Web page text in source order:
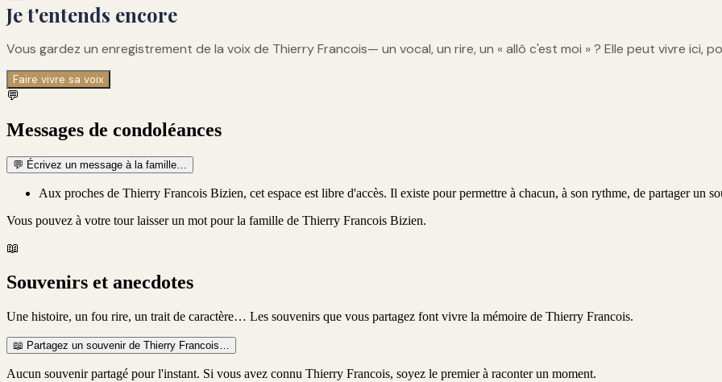
Je t'entends encore
Vous gardez un enregistrement de la voix de Thierry Francois— un vocal, un rire, un « allô c'est moi » ? Elle peut vivre ici,
Faire vivre sa voix
💬
Messages de condoléances
💬 Écrivez un message à la famille…
Aux proches de Thierry Francois Bizien, cet espace est libre d'accès. Il existe pour permettre à chacun, à son rythme, de partager un
Vous pouvez à votre tour laisser un mot pour la famille de Thierry Francois Bizien.
📖
Souvenirs et anecdotes
Une histoire, un fou rire, un trait de caractère… Les souvenirs que vous partagez font vivre la mémoire de Thierry Francois.
📖 Partagez un souvenir de Thierry Francois…
Aucun souvenir partagé pour l'instant. Si vous avez connu Thierry Francois, soyez le premier à raconter un moment.